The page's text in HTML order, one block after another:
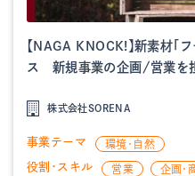
【NAGA KNOCK!】新素材「
ス 新規事業の企画/営業を
株式会社SORENA
事業テーマ 環境・自然
役割・スキル 営業 企画・